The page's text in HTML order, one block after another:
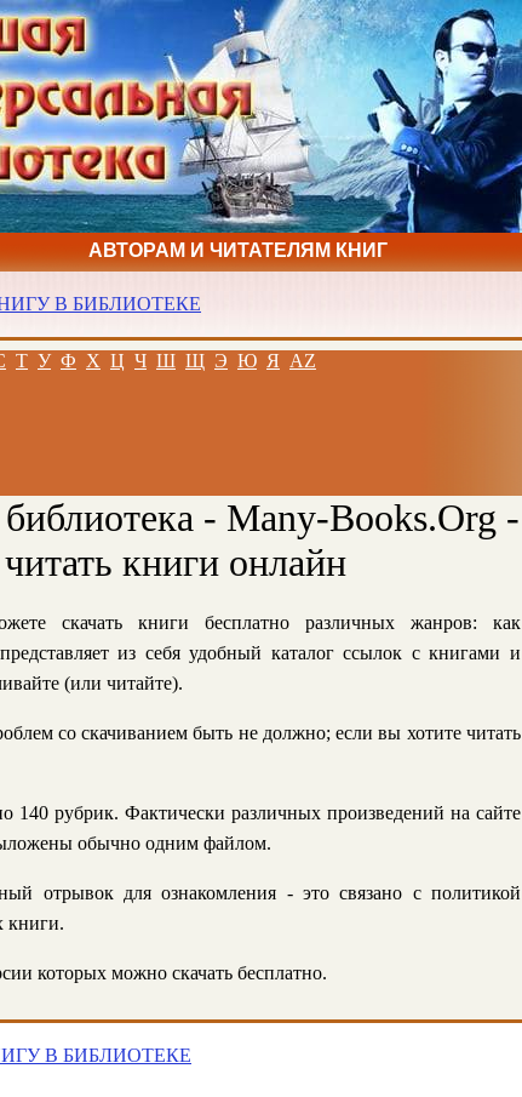
АВТОРАМ И ЧИТАТЕЛЯМ КНИГ
В БИБЛИОТЕКЕ
Т У Ф Х Ц Ч Ш Щ Э Ю Я AZ
- Many-Books.Org -
книги онлайн
скачать книги бесплатно различных жанров: как
из себя удобный каталог ссылок с книгами и
(или читайте).
со скачиванием быть не должно; если вы хотите читать
рубрик. Фактически различных произведений на сайте
обычно одним файлом.
отрывок для ознакомления - это связано с политикой
книги.
которых можно скачать бесплатно.
В БИБЛИОТЕКЕ